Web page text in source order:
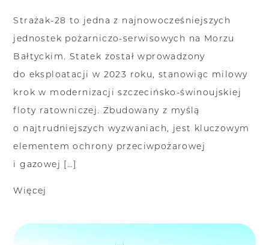
Strażak-28 to jedna z najnowocześniejszych
jednostek pożarniczo-serwisowych na Morzu
Bałtyckim. Statek został wprowadzony
do eksploatacji w 2023 roku, stanowiąc milowy
krok w modernizacji szczecińsko-świnoujskiej
floty ratowniczej. Zbudowany z myślą
o najtrudniejszych wyzwaniach, jest kluczowym
elementem ochrony przeciwpożarowej
i gazowej […]
Więcej